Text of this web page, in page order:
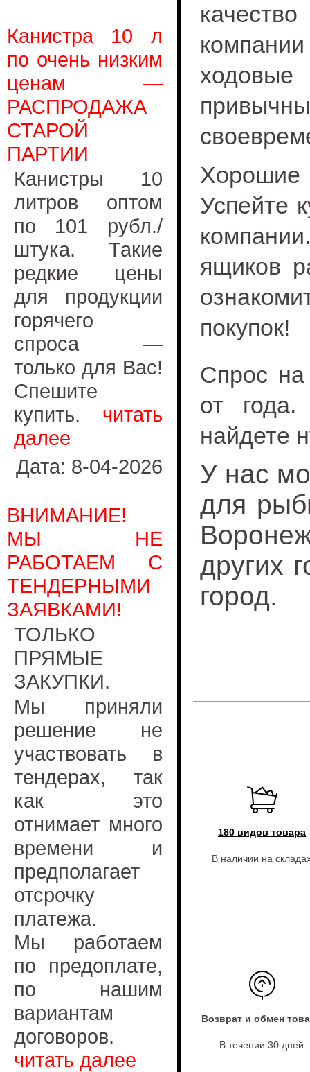
Канистра 10 л
по очень низким
ценам —
РАСПРОДАЖА
СТАРОЙ
ПАРТИИ
Канистры 10
литров оптом
по 101 рубл./
штука. Такие
редкие цены
для продукции
горячего
спроса —
только для Вас!
Спешите
купить. читать
далее
Дата: 8-04-2026
ВНИМАНИЕ!
МЫ НЕ
РАБОТАЕМ С
ТЕНДЕРНЫМИ
ЗАЯВКАМИ!
ТОЛЬКО
ПРЯМЫЕ
ЗАКУПКИ.
Мы приняли
решение не
участвовать в
тендерах, так
как это
отнимает много
времени и
предполагает
отсрочку
платежа.
Мы работаем
по предоплате,
по нашим
вариантам
договоров.
читать далее
Хорошие
Успейте
ящиков
покупок!
Спрос на
от
найдете
У нас
для
других
город.
180 видов товара
В наличии на
Возврат и обмен
В течении 30 дней